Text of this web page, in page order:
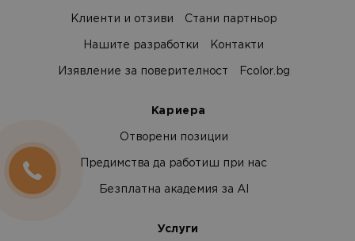
Клиенти и отзиви Стани партньор
Нашите разработки Контакти
Изявление за поверителност Fcolor.bg
Кариера
Отворени позиции
Предимства да работиш при нас
Безплатна академия за AI
Услуги